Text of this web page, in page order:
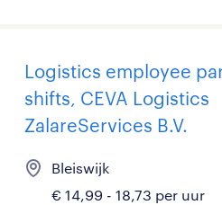
Logistics employee
shifts, CEVA Logistics
ZalareServices B.V.
Bleiswijk
€ 14,99 - 18,73 per uur